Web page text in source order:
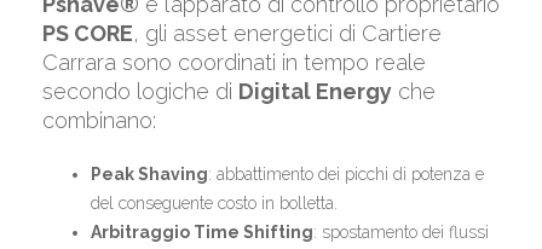
PS CORE, gli asset energetici di Cartiere
Carrara sono coordinati in tempo reale
secondo logiche di Digital Energy che
combinano:
Peak Shaving: abbattimento dei picchi di potenza e
del conseguente costo in bolletta.
Arbitraggio Time Shifting: spostamento dei flussi